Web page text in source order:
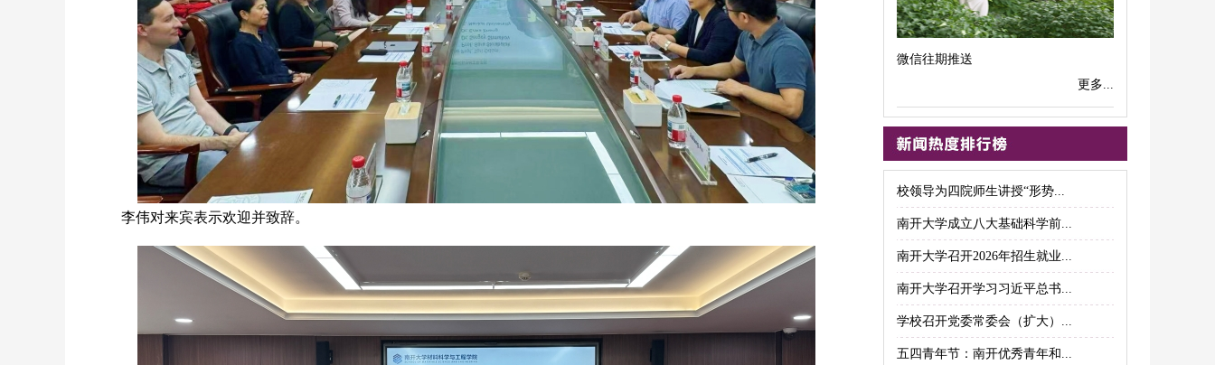
李伟对来宾表示欢迎并致辞。
微信往期推送
更多...
校领导为四院师生讲授“形势...
南开大学成立八大基础科学前...
南开大学召开2026年招生就业...
南开大学召开学习习近平总书...
学校召开党委常委会（扩大）...
五四青年节：南开优秀青年和...